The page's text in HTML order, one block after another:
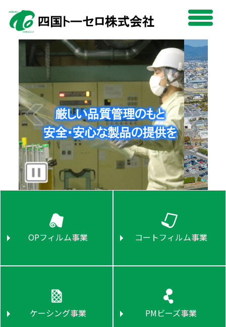
OPフィルム事業 コートフィルム事業
ケーシング事業 PMビーズ事業